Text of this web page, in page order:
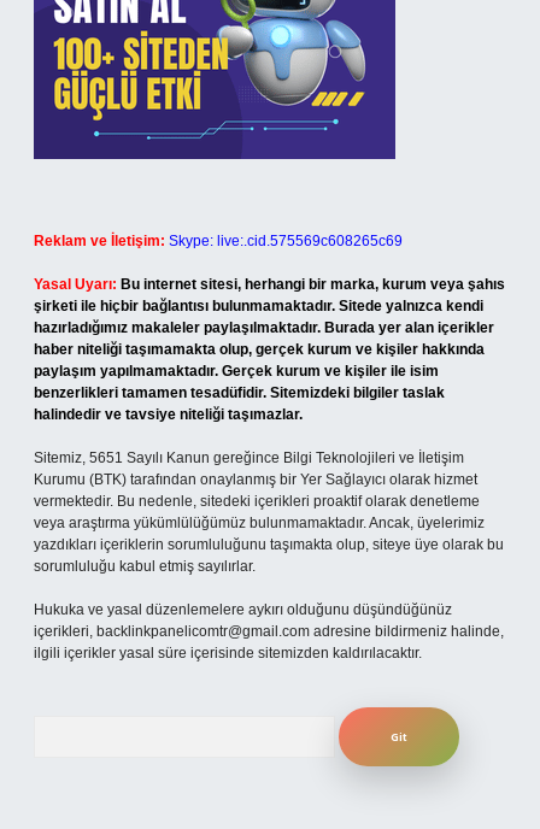
Reklam ve İletişim: Skype: live:.cid.575569c608265c69
Yasal Uyarı: Bu internet sitesi, herhangi bir marka, kurum veya şahıs
şirketi ile hiçbir bağlantısı bulunmamaktadır. Sitede yalnızca kendi
hazırladığımız makaleler paylaşılmaktadır. Burada yer alan içerikler
haber niteliği taşımamakta olup, gerçek kurum ve kişiler hakkında
paylaşım yapılmamaktadır. Gerçek kurum ve kişiler ile isim
benzerlikleri tamamen tesadüfidir. Sitemizdeki bilgiler taslak
halindedir ve tavsiye niteliği taşımazlar.
Sitemiz, 5651 Sayılı Kanun gereğince Bilgi Teknolojileri ve İletişim
Kurumu (BTK) tarafından onaylanmış bir Yer Sağlayıcı olarak hizmet
vermektedir. Bu nedenle, sitedeki içerikleri proaktif olarak denetleme
veya araştırma yükümlülüğümüz bulunmamaktadır. Ancak, üyelerimiz
yazdıkları içeriklerin sorumluluğunu taşımakta olup, siteye üye olarak bu
sorumluluğu kabul etmiş sayılırlar.
Hukuka ve yasal düzenlemelere aykırı olduğunu düşündüğünüz
içerikleri, backlinkpanelicomtr@gmail.com adresine bildirmeniz halinde,
ilgili içerikler yasal süre içerisinde sitemizden kaldırılacaktır.